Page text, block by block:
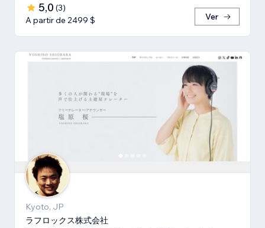
5,0 (3)
A partir de 2499 $
Ver
Kyoto, JP
ラフロックス株式会社